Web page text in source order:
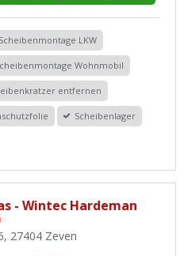
Scheibenmontage LKW
Wohnmobil
entfernen
Scheibenlager
- Wintec Hardeman
27404 Zeven